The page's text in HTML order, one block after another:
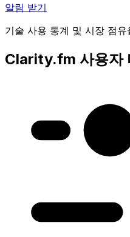
알림 받기
기술 사용 통계 및 시장 점유
Clarity.fm 사용자